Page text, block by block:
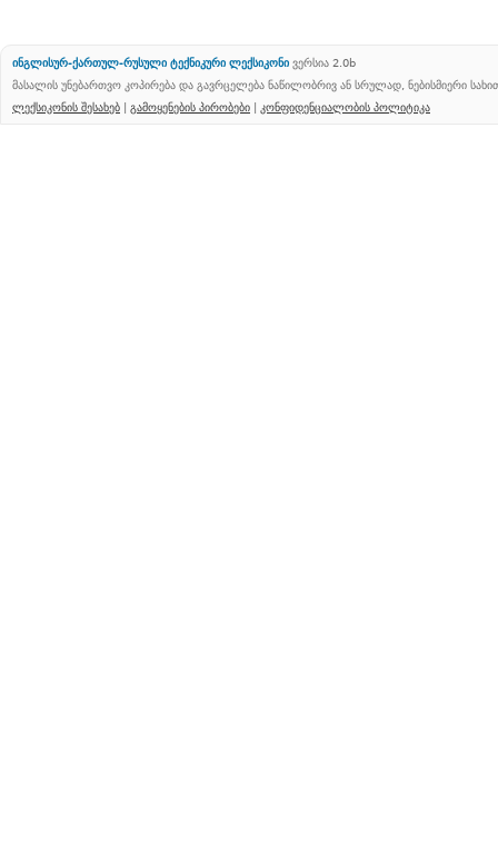
ინგლისურ-ქართულ-რუსული ტექნიკური ლექსიკონი ვერსია 2.0b
მასალის უნებართვო კოპირება და გავრცელება ნაწილობრივ ან სრულად, ნებისმიერი
ლექსიკონის შესახებ | გამოყენების პირობები | კონფიდენციალობის პოლიტიკა